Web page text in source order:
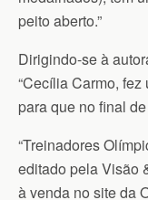
peito aberto.”
Dirigindo-se à
“Cecília Carmo,
para que no final
“Treinadores
editado pela Visão
à venda no site da